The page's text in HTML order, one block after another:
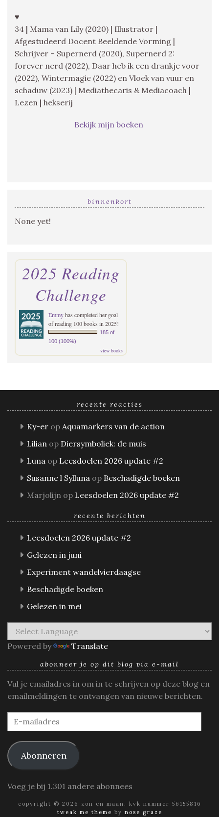
♥
34 | Mama van Lily (2020) | Illustrator |
Afgestudeerd Docent Beeldende Vorming |
Schrijver – Supernerd (2020), Supernerd 2:
forever nerd (2022), Daar heb ik een drankje voor
(2022), Wintermagie (2022) en Vloek van vuur en
schaduw (2023) | Mediathecaris & Mediacoach |
Lezen | hekserij
Bekijk mijn boeken
binnenkort
None yet!
2025 Reading
Challenge
Emmyhas completed her goal
of reading 100 books in 2025!
185 of
100 (100%)
view books
recente reacties
Ky-er op Aquamarkers van de action
Lilian op Diersymboliek: de muis
Luna op Leesdoelen 2026 update #2
Susanne l Sylluna op Beschadigde boeken
Marjolijn op Leesdoelen 2026 update #2
recente berichten
Leesdoelen 2026 update #2
Gelezen in juni
Experiment wandelvierdaagse
Beschadigde boeken
Gelezen in mei
Powered by Translate
abonneer je op dit blog via e-mail
Vul je emailadres in om in te schrijven op deze blog en
emailmeldingen te ontvangen van nieuwe berichten.
E-
mailadres
Abonneren
Voeg je bij 1.301 andere abonnees
copyright © 2026 zon en maan. kvk nummer 56155816
tweak me theme by nose graze